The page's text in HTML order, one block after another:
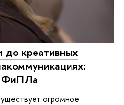
до креативных
ФиПЛа
огромное